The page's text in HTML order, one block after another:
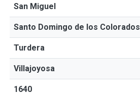
San Miguel
Santo Domingo de los Colorados
Turdera
Villajoyosa
1640